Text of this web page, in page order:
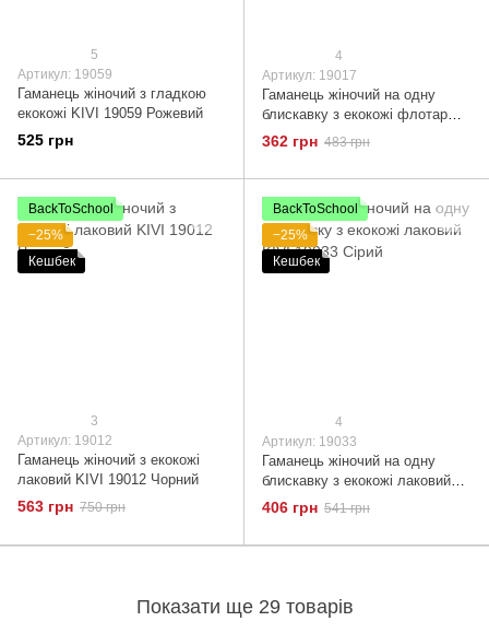
5
Артикул: 19059
Гаманець жіночий з гладкою
екокожі KIVI 19059 Рожевий
525 грн
4
Артикул: 19017
Гаманець жіночий на одну
блискавку з екокожі флотар
KIVI 19017 Зелений
362 грн 483 грн
BackToSchool
−25%
Кешбек
3
Артикул: 19012
Гаманець жіночий з екокожі
лаковий KIVI 19012 Чорний
563 грн 750 грн
BackToSchool
−25%
Кешбек
4
Артикул: 19033
Гаманець жіночий на одну
блискавку з екокожі лаковий
KIVI 19033 Сірий
406 грн 541 грн
Показати ще 29 товарів